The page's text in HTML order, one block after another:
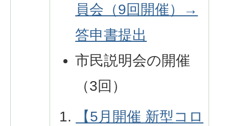
員会（9回開催）→
答申書提出
市民説明会の開催
（3回）
【5月開催 新型コロ